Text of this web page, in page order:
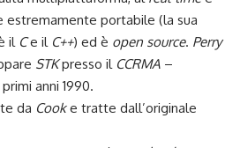
estremamente portabile (la sua
il Ce il C++) ed è open source. Perry
STKpresso il CCRMA –
anni 1990.
da Cooke tratte dall’originale